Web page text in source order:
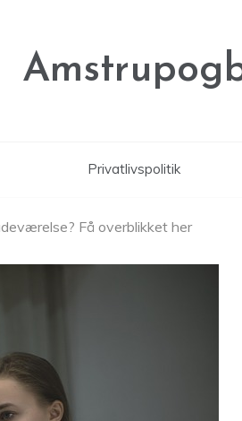
Privatlivspolitik
Få overblikket her